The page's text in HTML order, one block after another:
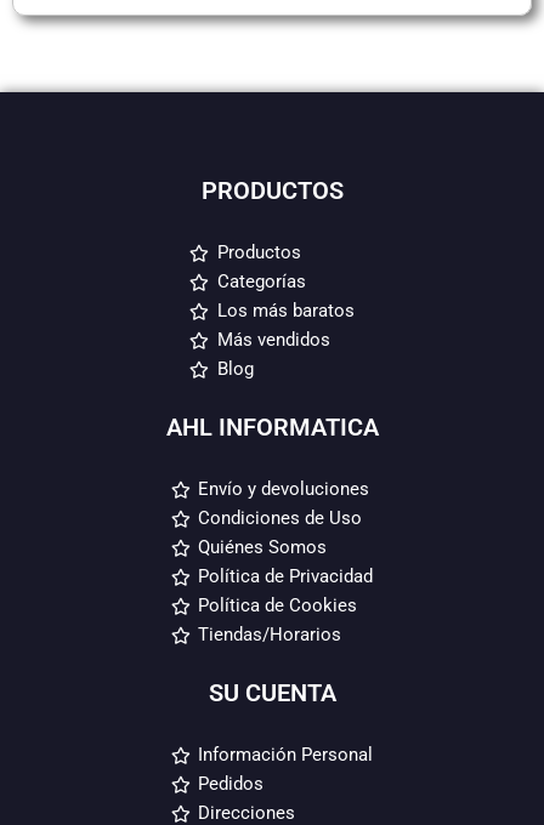
PRODUCTOS
Productos
Categorías
Los más baratos
Más vendidos
Blog
AHL INFORMATICA
Envío y devoluciones
Condiciones de Uso
Quiénes Somos
Política de Privacidad
Política de Cookies
Tiendas/Horarios
SU CUENTA
Información Personal
Pedidos
Direcciones